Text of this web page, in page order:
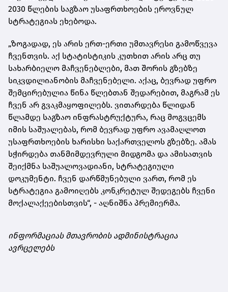
2030 წლების საგზაო უსაფრთხოების ეროვნულ
სტრატეგიას ეხებოდა.
„ზოგადად, ეს არის ერთ-ერთი უმთავრესი გამოწვევა
ჩვენთვის. აქ სტატისტიკის კუთხით არის არც თუ
სახარბიელო მაჩვენებლები, მათ შორის გზებზე
სიკვდილიანობის მაჩვენებელი. აქაც, ბევრად უფრო
შემცირებულია წინა წლებთან შედარებით, მაგრამ ეს
ჩვენ არ გვაკმაყოფილებს. ვითარდება წლიდან
წლამდე საგზაო ინფრასტრუქტურა, რაც მოგვცემს
იმის საშუალებას, რომ ბევრად უფრო ავამაღლოთ
უსაფრთხოების ხარისხი საქართველოს გზებზე. ამას
სჭირდება თანმიმდევრული მიდგომა და ამისათვის
შეიქმნა საშუალოვადიანი, სტრატეგიული
დოკუმენტი. ჩვენ დარწმუნებული ვართ, რომ ეს
სტრატეგია გამოიღებს კონკრეტულ შედეგებს ჩვენი
მოქალაქეებისთვის“, - აღნიშნა პრემიერმა.
ინფორმაციას მთავრობის ადმინისტრაცია
ავრცელებს